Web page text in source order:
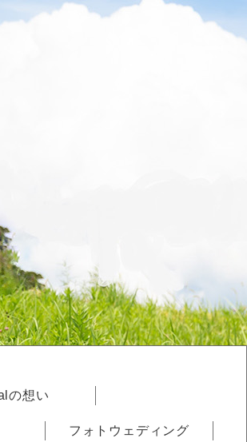
の想い
フォトウェディング